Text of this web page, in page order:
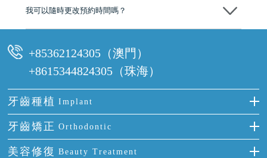
我可以隨時更改預約時間嗎？
+85362124305（澳門）
+8615344824305（珠海）
牙齒種植 Implant
種牙
單顆牙缺失
牙齒矯正 Orthodontic
隱形箍牙
美容修復 Beauty Treatment